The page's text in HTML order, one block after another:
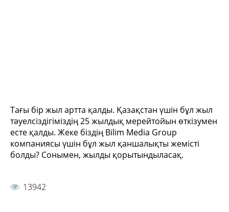
Тағы бір жыл артта қалды. Қазақстан үшін бұл жыл
тәуелсіздігіміздің 25 жылдық мерейтойын өткізумен
есте қалды. Жеке біздің Bilim Media Group
компаниясы үшін бұл жыл қаншалықты жемісті
болды? Сонымен, жылды қорытындыласақ.
13942